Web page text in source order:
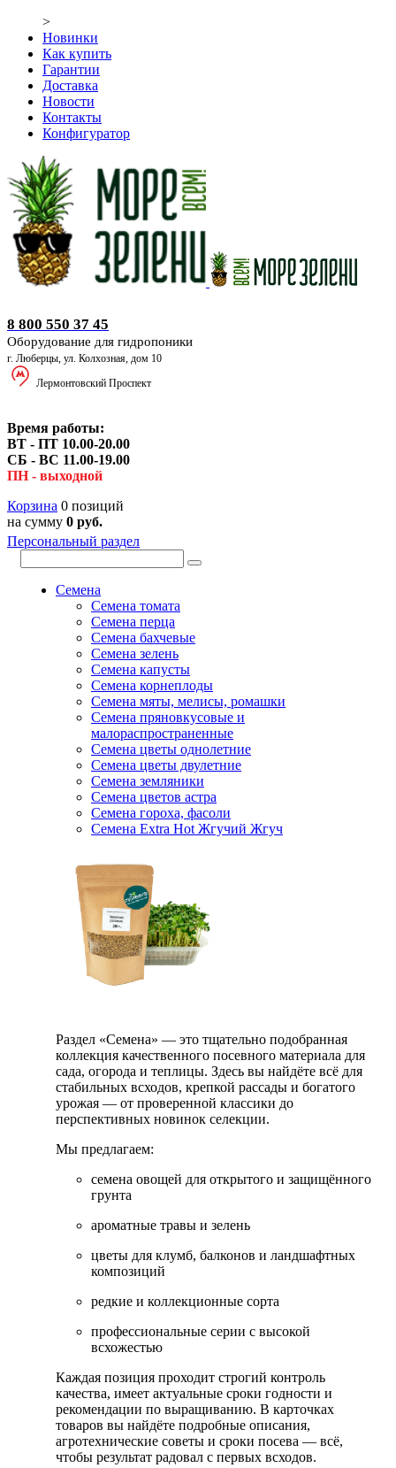
>
Новинки
Как купить
Гарантии
Доставка
Новости
Контакты
Конфигуратор
8 800 550 37 45
Оборудование для гидропоники
г. Люберцы, ул. Колхозная, дом 10
Лермонтовский Проспект
Время работы:
ВТ - ПТ 10.00-20.00
СБ - ВС 11.00-19.00
ПН - выходной
Корзина 0 позиций
на сумму 0 руб.
Персональный раздел
Семена
Семена томата
Семена перца
Семена бахчевые
Семена зелень
Семена капусты
Семена корнеплоды
Семена мяты, мелисы, ромашки
Семена пряновкусовые и
малораспространенные
Семена цветы однолетние
Семена цветы двулетние
Семена земляники
Семена цветов астра
Семена гороха, фасоли
Семена Extra Hot Жгучий Жгуч
Раздел «Семена» — это тщательно подобранная
коллекция качественного посевного материала для
сада, огорода и теплицы. Здесь вы найдёте всё для
стабильных всходов, крепкой рассады и богатого
урожая — от проверенной классики до
перспективных новинок селекции.
Мы предлагаем:
семена овощей для открытого и защищённого
грунта
ароматные травы и зелень
цветы для клумб, балконов и ландшафтных
композиций
редкие и коллекционные сорта
профессиональные серии с высокой
всхожестью
Каждая позиция проходит строгий контроль
качества, имеет актуальные сроки годности и
рекомендации по выращиванию. В карточках
товаров вы найдёте подробные описания,
агротехнические советы и сроки посева — всё,
чтобы результат радовал с первых всходов.